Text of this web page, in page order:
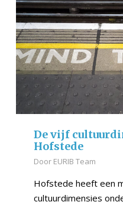
De vijf
Hofstede
Door EURIB Team
Hofstede heeft een
cultuurdimensies